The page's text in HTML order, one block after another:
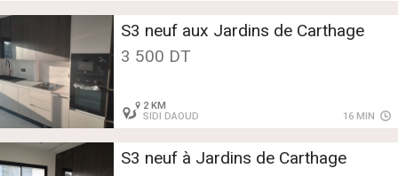
S3 neuf aux Jardins de Carthage
3 500 DT
2 KM
SIDI DAOUD
16 MIN
S3 neuf à Jardins de Carthage